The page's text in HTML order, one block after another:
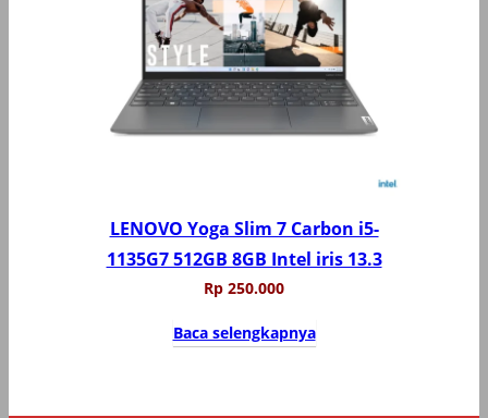
LENOVO Yoga Slim 7 Carbon i5-
1135G7 512GB 8GB Intel iris 13.3
Rp 250.000
Baca selengkapnya